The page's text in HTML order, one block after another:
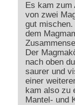
Es kam zum
von zwei
gut
dem
Der
nach oben
saurer und
einer
kam also zu
Mantel- und